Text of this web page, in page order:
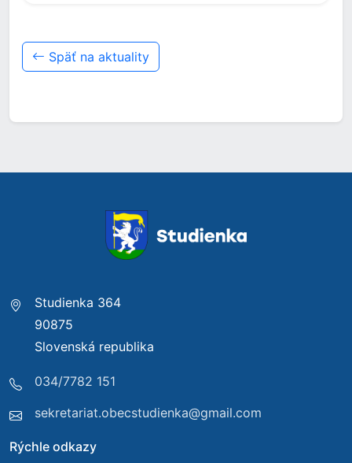
Späť na aktuality
Studienka 364
90875
Slovenská republika
034/7782 151
sekretariat.obecstudienka@gmail.com
Rýchle odkazy